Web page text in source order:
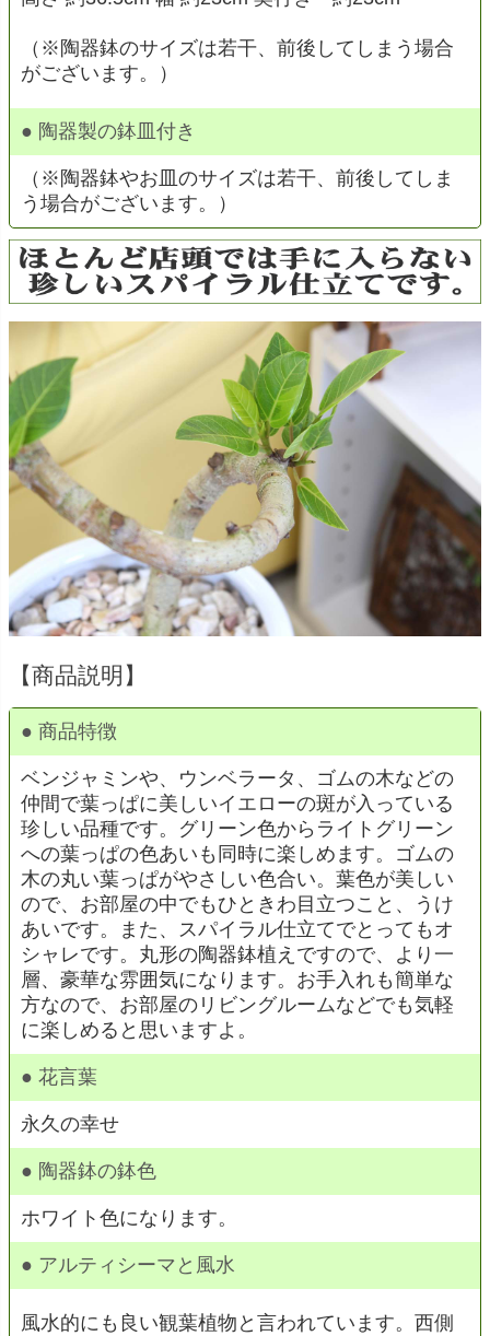
（※陶器鉢のサイズは若干、前後してしまう場合
がございます。）
● 陶器製の鉢皿付き
（※陶器鉢やお皿のサイズは若干、前後してしま
う場合がございます。）
【商品説明】
● 商品特徴
ベンジャミンや、ウンベラータ、ゴムの木などの
仲間で葉っぱに美しいイエローの斑が入っている
珍しい品種です。グリーン色からライトグリーン
への葉っぱの色あいも同時に楽しめます。ゴムの
木の丸い葉っぱがやさしい色合い。葉色が美しい
ので、お部屋の中でもひときわ目立つこと、うけ
あいです。また、スパイラル仕立てでとってもオ
シャレです。丸形の陶器鉢植えですので、より一
層、豪華な雰囲気になります。お手入れも簡単な
方なので、お部屋のリビングルームなどでも気軽
に楽しめると思いますよ。
● 花言葉
永久の幸せ
● 陶器鉢の鉢色
ホワイト色になります。
● アルティシーマと風水
風水的にも良い観葉植物と言われています。西側